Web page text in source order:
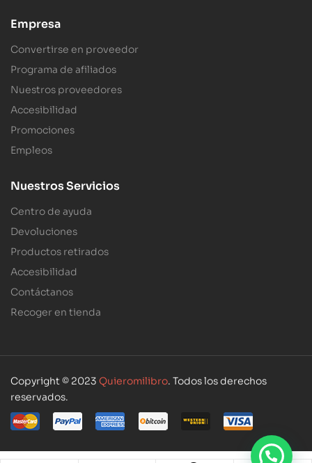
Empresa
Convertirse en proveedor
Programa de afiliados
Nuestros proveedores
Accesibilidad
Promociones
Empleos
Nuestros Servicios
Centro de ayuda
Devoluciones
Productos retirados
Accesibilidad
Contáctanos
Recoger en tienda
Copyright © 2023 Quieromilibro. Todos los derechos
reservados.